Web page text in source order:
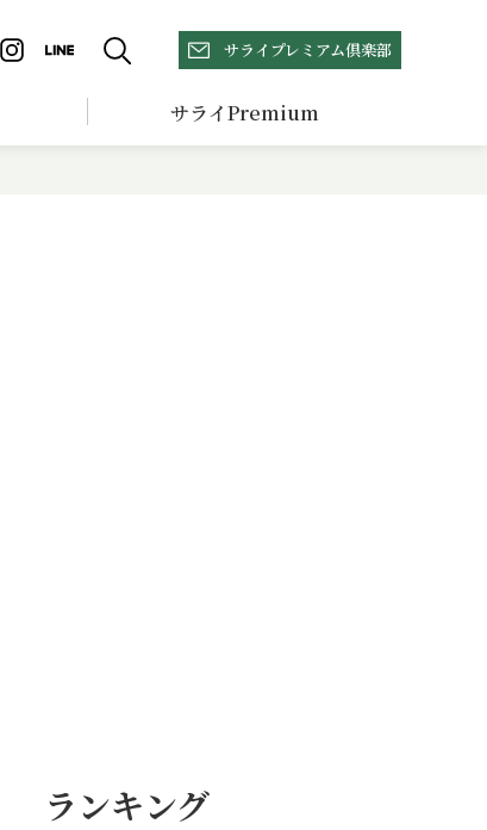
サライプレミアム倶楽部
サライPremium
ランキング